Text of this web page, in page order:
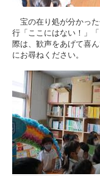
宝の在り処が分かっ
行「ここにはない！」
際は、歓声をあげて喜
にお尋ねください。